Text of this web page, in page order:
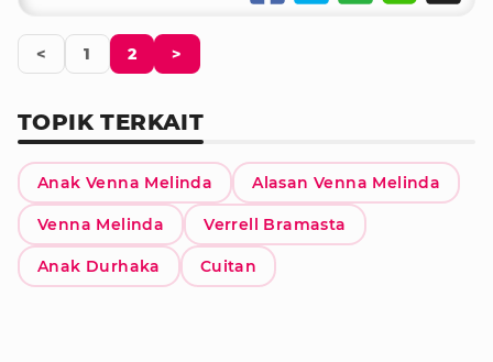
< 1 2 >
TOPIK TERKAIT
Anak Venna Melinda Alasan Venna Melinda
Venna Melinda Verrell Bramasta
Anak Durhaka Cuitan